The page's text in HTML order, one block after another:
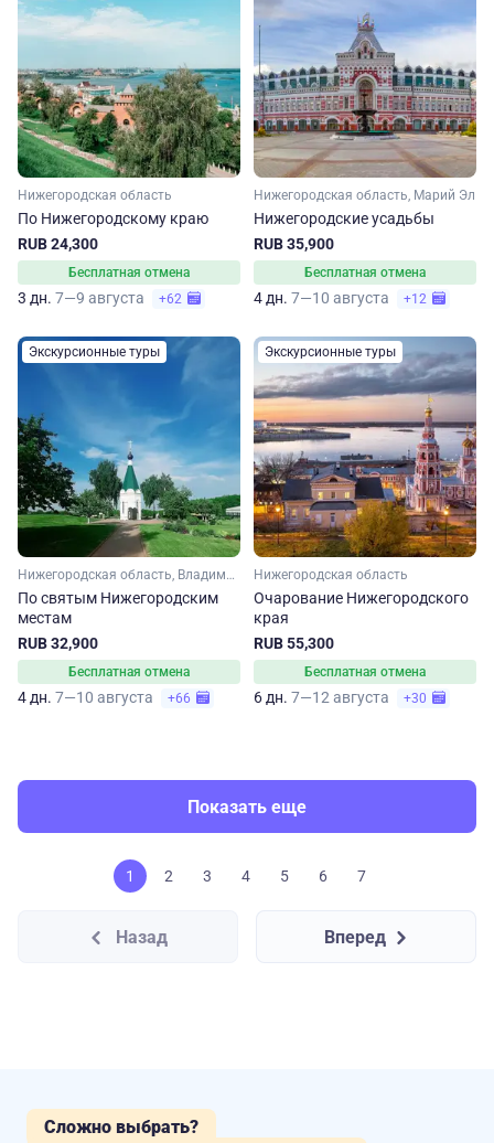
Нижегородская область
По Нижегородскому краю
RUB 24,300
Бесплатная отмена
3 дн. 7—9 августа +62
Нижегородская область, Марий Эл
Нижегородские усадьбы
RUB 35,900
Бесплатная отмена
4 дн. 7—10 августа +12
Экскурсионные туры
Нижегородская область, Владимирская область
По святым Нижегородским
местам
RUB 32,900
Бесплатная отмена
4 дн. 7—10 августа +66
Экскурсионные туры
Нижегородская область
Очарование Нижегородского
края
RUB 55,300
Бесплатная отмена
6 дн. 7—12 августа +30
Показать еще
1 2 3 4 5 6 7
Назад Вперед
Сложно выбрать?